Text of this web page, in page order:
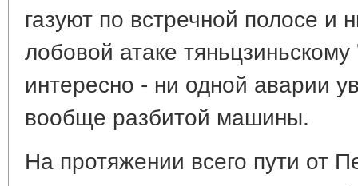
газуют по встречной полосе и
лобовой атаке
интересно - ни одной аварии
вообще разбитой машины.
На протяжении всего пути от